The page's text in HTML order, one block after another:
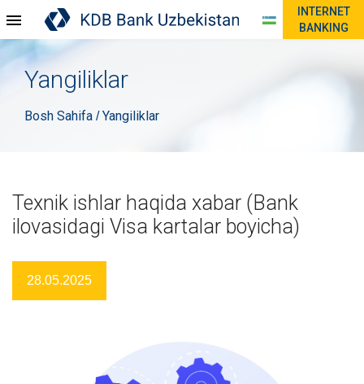
INTERNET
BANKING
Yangiliklar
Bosh Sahifa /Yangiliklar
Texnik ishlar haqida xabar (Bank
ilovasidagi Visa kartalar boyicha)
28.05.2025